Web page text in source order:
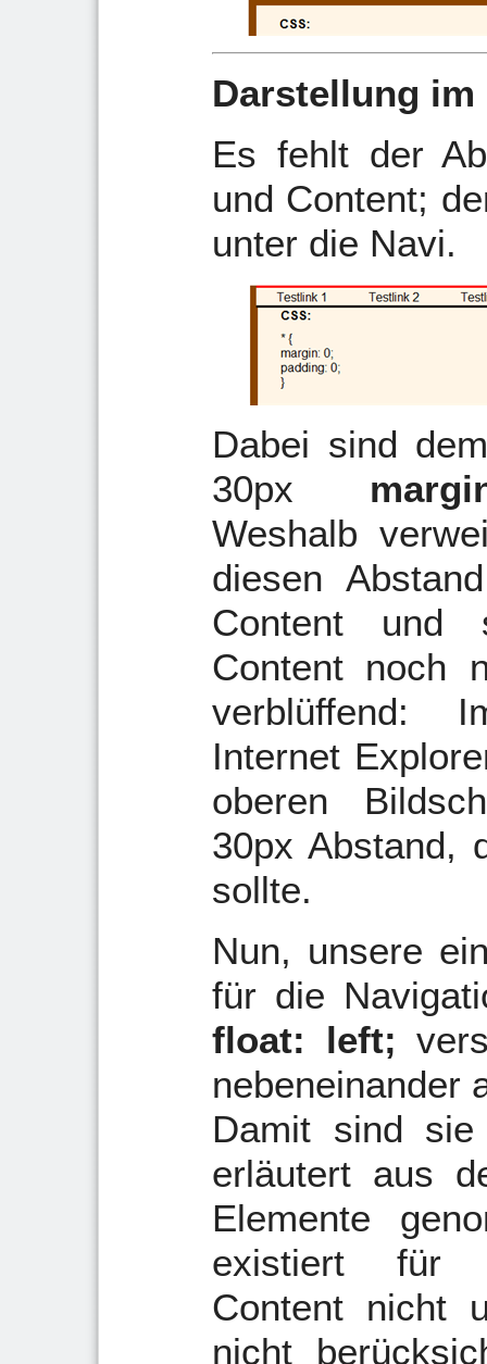
Darstellung
Es fehlt der
und Content;
unter die Navi.
Dabei sind
30px
Weshalb
diesen
Content und
Content noch
verblüffend:
Internet
oberen
30px Abstand,
sollte.
Nun, unsere
für die
float: left;
nebeneinander
Damit sind
erläutert aus
Elemente
existiert für
Content nicht
nicht